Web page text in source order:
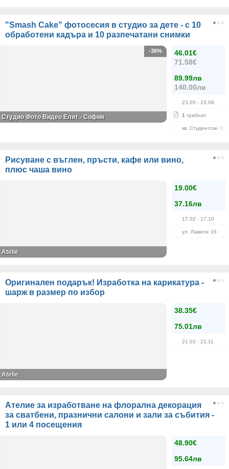
"Smash Cake" фотосесия в студио за дете - с 10
обработени кадъра и 10 разпечатани снимки
46.01€
71.58€
89.99лв
140.00лв
23.05 - 23.09
1 грабнат
кв. Студентски
-36%
Студио Фото Видео Елит - София
Рисуване с въглен, пръсти, кафе или вино,
плюс чаша вино
19.00€
37.16лв
17.02 - 17.10
ул. Лавеле 16
Atelie
Оригинален подарък! Изработка на карикатура -
шарж в размер по избор
38.35€
75.01лв
21.02 - 21.11
Atelie
Ателие за изработване на флорална декорация
за сватбени, празнични салони и зали за събития -
1 или 4 посещения
48.90€
95.64лв